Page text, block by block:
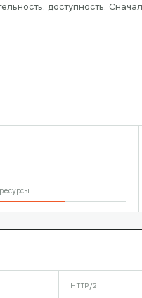
доступность.
HTTP/2